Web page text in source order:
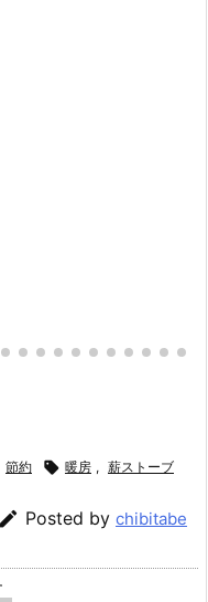
節約  暖房 , 薪ストーブ
 Posted by chibitabe